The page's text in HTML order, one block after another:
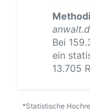
Bei
ein
13.705
*Statistische